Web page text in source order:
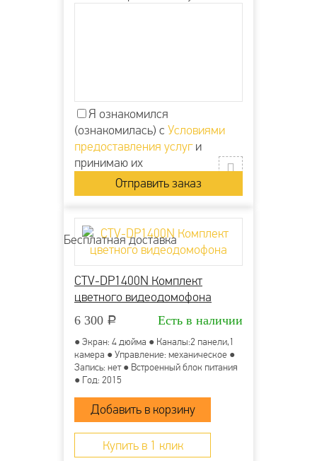
Я ознакомился
(ознакомилась) с Условиями
предоставления услуги
принимаю их
Бесплатная доставка
CTV-DP1400N Комплект
цветного видеодомофона
6 300 Р Есть в наличии
● Экран: 4 дюйма ● Каналы:2 панели,1
камера ● Управление: механическое ●
Запись: нет ● Встроенный блок питания
● Год: 2015
Купить в 1 клик